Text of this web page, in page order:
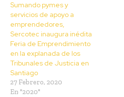
Sumando pymes y
servicios de apoyo a
emprendedores,
Sercotec inaugura inédita
Feria de Emprendimiento
en la explanada de los
Tribunales de Justicia en
Santiago
27 Febrero, 2020
En "2020"